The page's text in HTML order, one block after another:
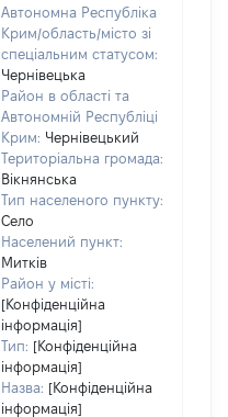
Автономна Республіка
Крим/область/місто зі
спеціальним статусом:
Чернівецька
Район в області та
Автономній Республіці
Крим: Чернівецький
Територіальна громада:
Вікнянська
Тип населеного пункту:
Село
Населений пункт:
Митків
Район у місті:
[Конфіденційна
інформація]
Тип: [Конфіденційна
інформація]
Назва: [Конфіденційна
інформація]